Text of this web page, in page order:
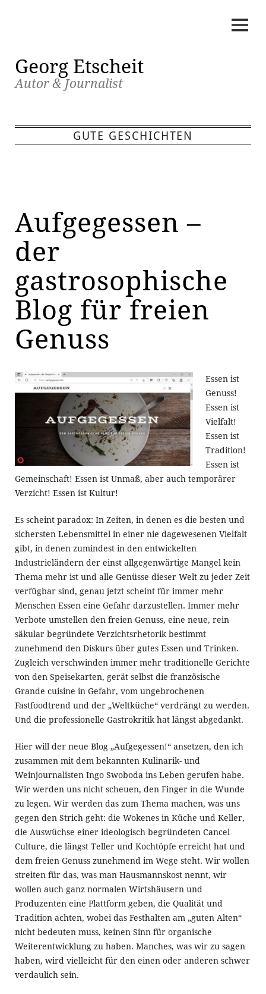
Georg Etscheit
Autor & Journalist
GUTE GESCHICHTEN
Aufgegessen –
der
gastrosophische
Blog für freien
Genuss
Essen ist
Genuss!
Essen ist
Vielfalt!
Essen ist
Tradition!
Essen ist
Gemeinschaft! Essen ist Unmaß, aber auch temporärer
Verzicht! Essen ist Kultur!
Es scheint paradox: In Zeiten, in denen es die besten und
sichersten Lebensmittel in einer nie dagewesenen Vielfalt
gibt, in denen zumindest in den entwickelten
Industrieländern der einst allgegenwärtige Mangel kein
Thema mehr ist und alle Genüsse dieser Welt zu jeder Zeit
verfügbar sind, genau jetzt scheint für immer mehr
Menschen Essen eine Gefahr darzustellen. Immer mehr
Verbote umstellen den freien Genuss, eine neue, rein
säkular begründete Verzichtsrhetorik bestimmt
zunehmend den Diskurs über gutes Essen und Trinken.
Zugleich verschwinden immer mehr traditionelle Gerichte
von den Speisekarten, gerät selbst die französische
Grande cuisine in Gefahr, vom ungebrochenen
Fastfoodtrend und der „Weltküche“ verdrängt zu werden.
Und die professionelle Gastrokritik hat längst abgedankt.
Hier will der neue Blog „Aufgegessen!“ ansetzen, den ich
zusammen mit dem bekannten Kulinarik- und
Weinjournalisten Ingo Swoboda ins Leben gerufen habe.
Wir werden uns nicht scheuen, den Finger in die Wunde
zu legen. Wir werden das zum Thema machen, was uns
gegen den Strich geht: die Wokenes in Küche und Keller,
die Auswüchse einer ideologisch begründeten Cancel
Culture, die längst Teller und Kochtöpfe erreicht hat und
dem freien Genuss zunehmend im Wege steht. Wir wollen
streiten für das, was man Hausmannskost nennt, wir
wollen auch ganz normalen Wirtshäusern und
Produzenten eine Plattform geben, die Qualität und
Tradition achten, wobei das Festhalten am „guten Alten“
nicht bedeuten muss, keinen Sinn für organische
Weiterentwicklung zu haben. Manches, was wir zu sagen
haben, wird vielleicht für den einen oder anderen schwer
verdaulich sein.